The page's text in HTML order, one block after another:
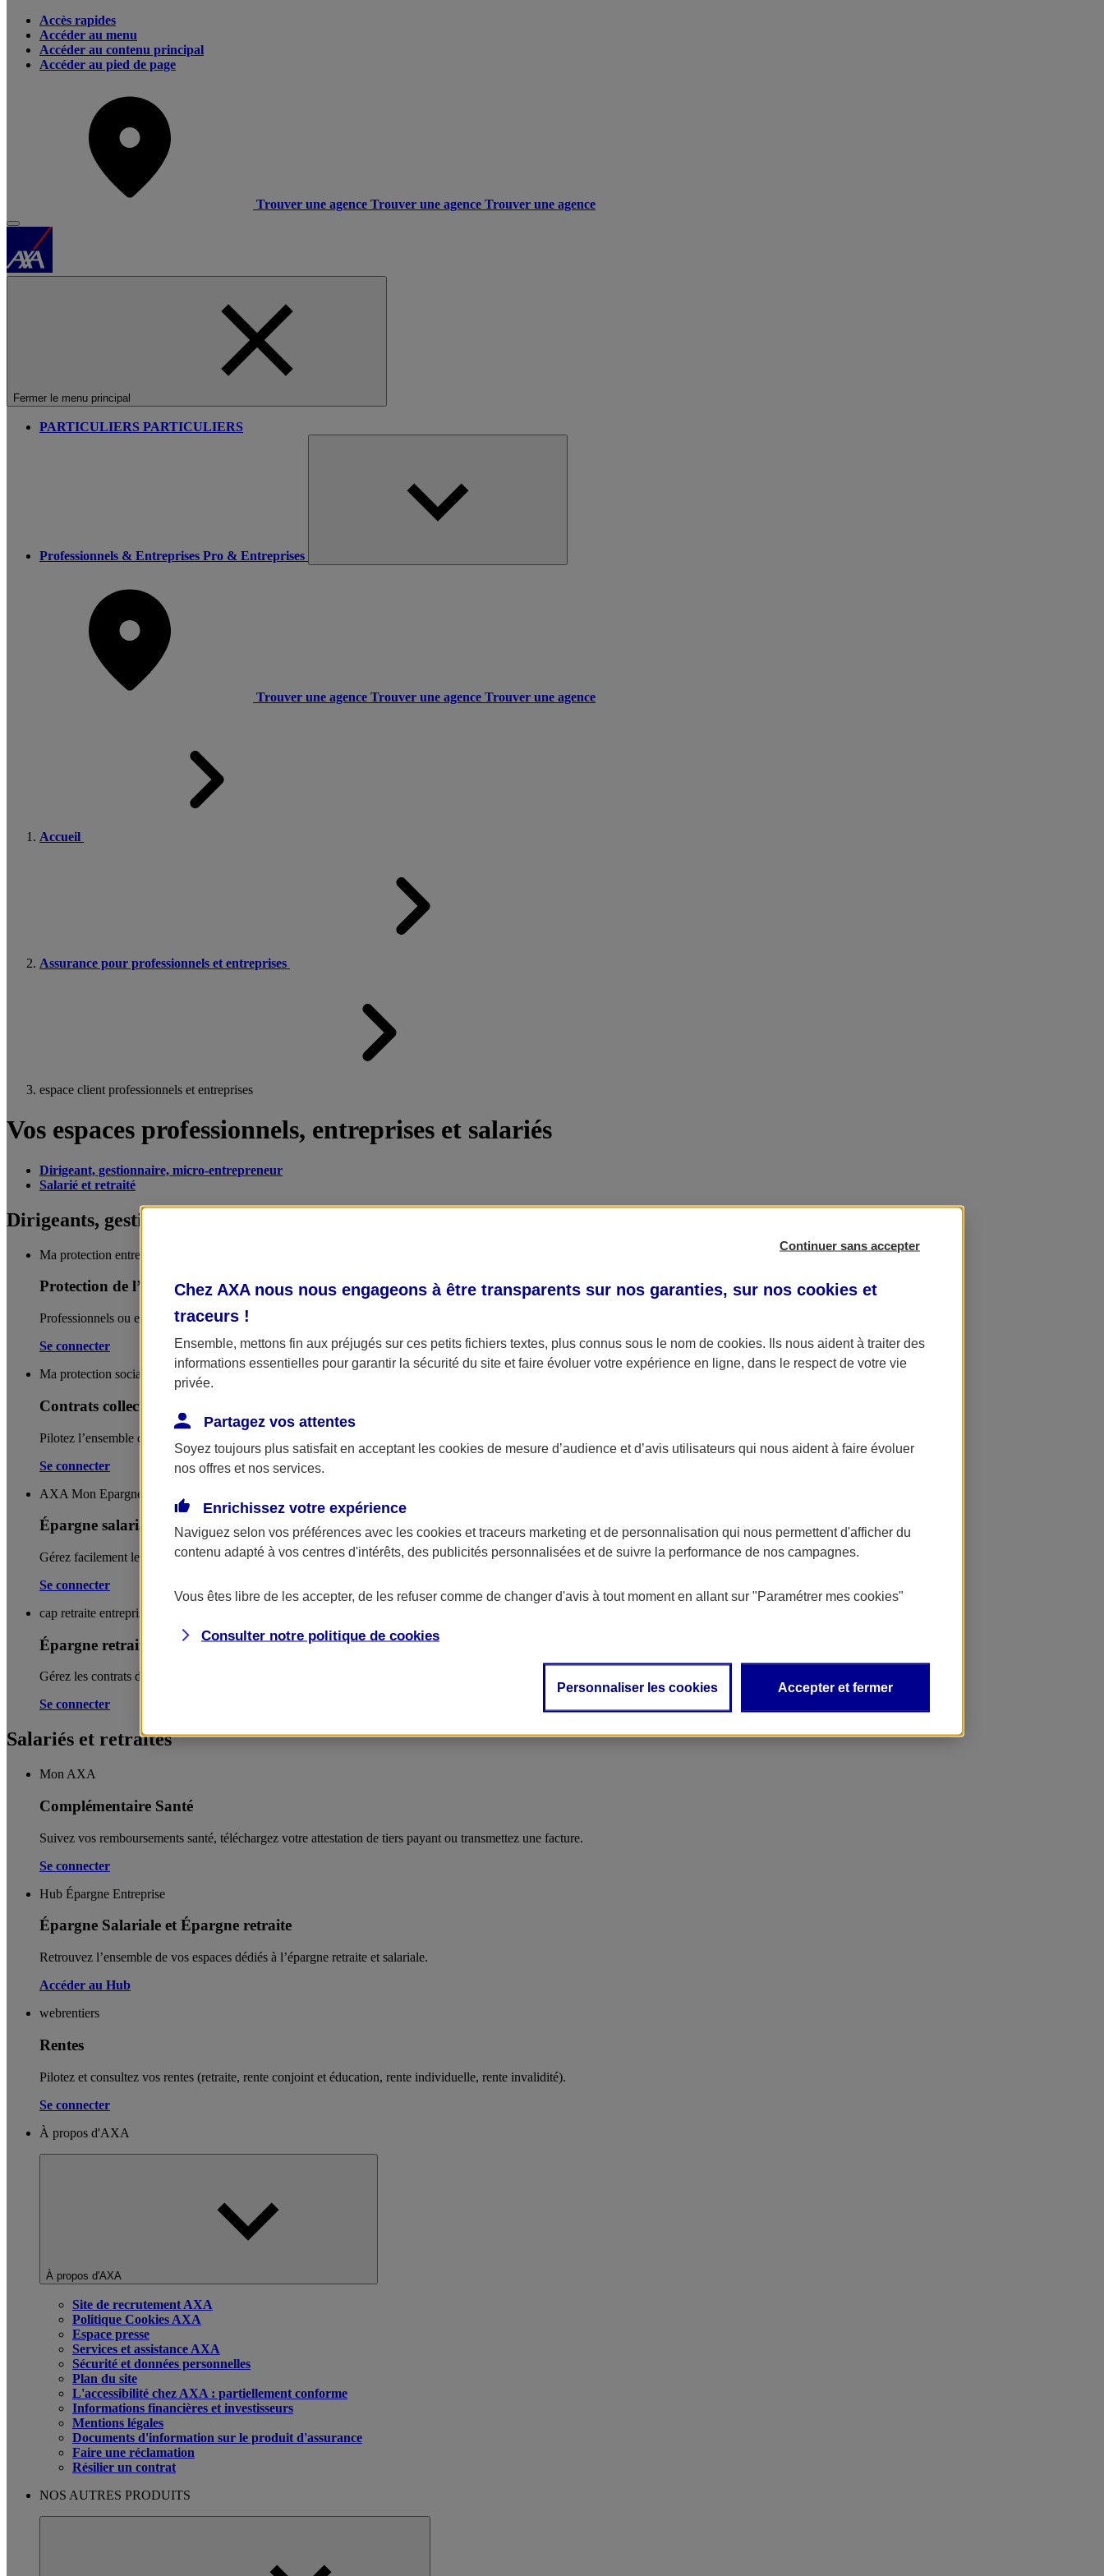
Accès rapides
Accéder au menu
Accéder au contenu principal
Accéder au pied de page
Trouver une agence Trouver une agence Trouver une agence
Fermer le menu principal
PARTICULIERS PARTICULIERS
Professionnels & Entreprises Pro & Entreprises
Trouver une agence Trouver une agence Trouver une agence
Accueil
Assurance pour professionnels et entreprises
espace client professionnels et entreprises
Vos espaces professionnels, entreprises et salariés
Dirigeant, gestionnaire, micro-entrepreneur
Salarié et retraité
Dirigeants, gestionnaires, micro-entrepreneurs
Ma protection entreprise
Protection de l’entreprise
Professionnels ou entreprises, gérez en autonomie les contrats liés à votre activité.​
Se connecter
Ma protection sociale
Contrats collectifs
Pilotez l’ensemble de vos contrats collectifs souscrits auprès d’AXA : Santé, Prévoyance, Epargne Entreprise.​
Se connecter
AXA Mon Epargne Entreprises
Épargne salariale
Gérez facilement les contrats d’épargne salariale de votre entreprise.
Se connecter
cap retraite entreprise
Épargne retraite
Gérez les contrats d'épargne retraite de votre entreprise.
Se connecter
Salariés et retraités
Mon AXA
Complémentaire Santé
Suivez vos remboursements santé, téléchargez votre attestation de tiers payant ou transmettez une facture.​
Se connecter
Hub Épargne Entreprise
Épargne Salariale et Épargne retraite
Retrouvez l’ensemble de vos espaces dédiés à l’épargne retraite et salariale​.
Accéder au Hub
webrentiers
Rentes
Pilotez et consultez vos rentes (retraite, rente conjoint et éducation, rente individuelle, rente invalidité).
Se connecter
À propos d'AXA
À propos d'AXA
Site de recrutement AXA
Politique Cookies AXA
Espace presse
Services et assistance AXA
Sécurité et données personnelles
Plan du site
L'accessibilité chez AXA : partiellement conforme
Informations financières et investisseurs
Mentions légales
Documents d'information sur le produit d'assurance
Faire une réclamation
Résilier un contrat
NOS AUTRES PRODUITS
Continuer sans accepter
Chez AXA nous nous engageons à être transparents sur nos garanties, sur nos cookies et
traceurs !
Ensemble, mettons fin aux préjugés sur ces petits fichiers textes, plus connus sous le nom de cookies . Ils nous aident à traiter des
informations essentielles pour garantir la sécurité du site et faire évoluer votre expérience en ligne, dans le respect de votre vie
privée.
Partagez vos attentes
Soyez toujours plus satisfait en acceptant les cookies de mesure d’audience et d’avis utilisateurs qui nous aident à faire évoluer
nos offres et nos services.
Enrichissez votre expérience
Naviguez selon vos préférences avec les cookies et traceurs marketing et de personnalisation qui nous permettent d'afficher du
contenu adapté à vos centres d'intérêts, des publicités personnalisées et de suivre la performance de nos campagnes.
Vous êtes libre de les accepter, de les refuser comme de changer d'avis à tout moment en allant sur "Paramétrer mes cookies"
Consulter notre politique de cookies
Personnaliser les cookies Accepter et fermer